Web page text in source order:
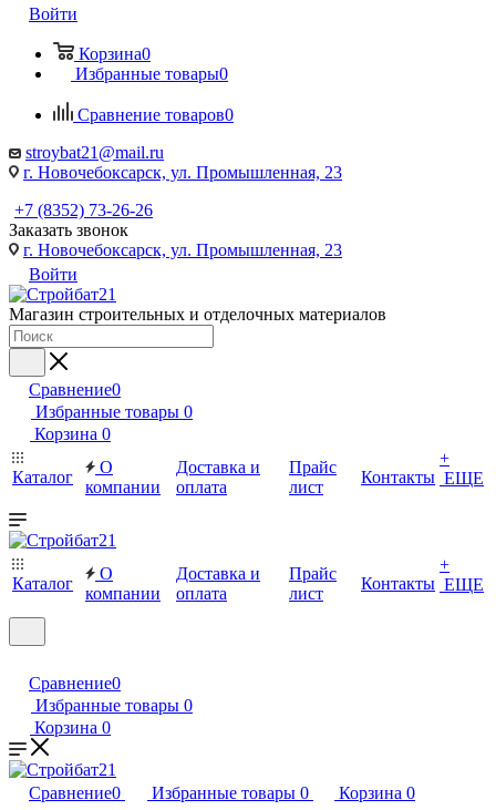
Войти
Корзина0
Избранные товары0
Сравнение товаров0
stroybat21@mail.ru
г. Новочебоксарск, ул. Промышленная, 23
+7 (8352) 73-26-26
Заказать звонок
г. Новочебоксарск, ул. Промышленная, 23
Войти
Магазин строительных и отделочных материалов
Сравнение0
Избранные товары 0
Корзина 0
Каталог
О
компании
Доставка и
оплата
Прайс
лист
Контакты
+
ЕЩЕ
Каталог
О
компании
Доставка и
оплата
Прайс
лист
Контакты
+
ЕЩЕ
Сравнение0
Избранные товары 0
Корзина 0
Сравнение0 Избранные товары 0 Корзина 0